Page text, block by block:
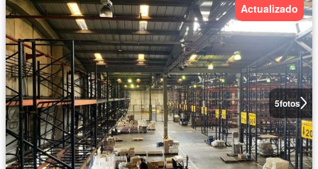
5fotos
Actualizado